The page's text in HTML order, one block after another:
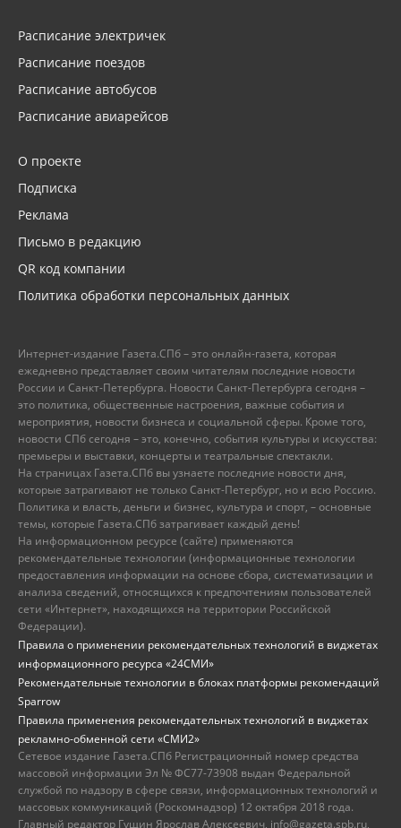
Расписание электричек
Расписание поездов
Расписание автобусов
Расписание авиарейсов
О проекте
Подписка
Реклама
Письмо в редакцию
QR код компании
Политика обработки персональных данных
Интернет-издание Газета.СПб – это онлайн-газета, которая
ежедневно представляет своим читателям последние новости
России и Санкт-Петербурга. Новости Санкт-Петербурга сегодня –
это политика, общественные настроения, важные события и
мероприятия, новости бизнеса и социальной сферы. Кроме того,
новости СПб сегодня – это, конечно, события культуры и искусства:
премьеры и выставки, концерты и театральные спектакли.
На страницах Газета.СПб вы узнаете последние новости дня,
которые затрагивают не только Санкт-Петербург, но и всю Россию.
Политика и власть, деньги и бизнес, культура и спорт, – основные
темы, которые Газета.СПб затрагивает каждый день!
На информационном ресурсе (сайте) применяются
рекомендательные технологии (информационные технологии
предоставления информации на основе сбора, систематизации и
анализа сведений, относящихся к предпочтениям пользователей
сети «Интернет», находящихся на территории Российской
Федерации).
Правила о применении рекомендательных технологий в виджетах
информационного ресурса «24СМИ»
Рекомендательные технологии в блоках платформы рекомендаций
Sparrow
Правила применения рекомендательных технологий в виджетах
рекламно-обменной сети «СМИ2»
Сетевое издание Газета.СПб Регистрационный номер средства
массовой информации Эл № ФС77-73908 выдан Федеральной
службой по надзору в сфере связи, информационных технологий и
массовых коммуникаций (Роскомнадзор) 12 октября 2018 года.
Главный редактор Гущин Ярослав Алексеевич, info@gazeta.spb.ru,